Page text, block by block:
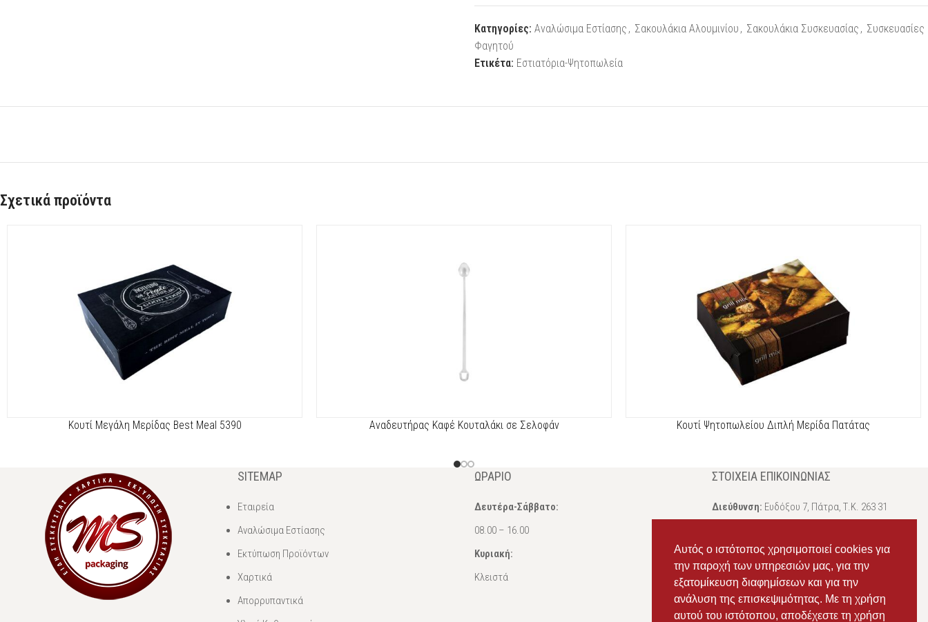
Αυτός ο ιστότοπος χρησιμοποιεί cookies για
την παροχή των υπηρεσιών μας, για την
εξατομίκευση διαφημίσεων και για την
ανάλυση της επισκεψιμότητας. Με τη χρήση
αυτού του ιστότοπου, αποδέχεστε τη χρήση
Κατηγορίες: Αναλώσιμα Εστίασης , Σακουλάκια Αλουμινίου , Σακουλάκια Συσκευασίας , Συσκευασίες
Φαγητού
Ετικέτα: Εστιατόρια-Ψητοπωλεία
Σχετικά προϊόντα
Kουτί Μεγάλη Μερίδας Best Meal 5390 Αναδευτήρας Καφέ Κουταλάκι σε Σελοφάν Κουτί Ψητοπωλείου Διπλή Μερίδα Πατάτας
SITEMAP
Εταιρεία
Αναλώσιμα Εστίασης
Εκτύπωση Προϊόντων
Χαρτικά
Απορρυπαντικά
ΩΡΆΡΙΟ
Δευτέρα-Σάββατο:
08.00 – 16.00
Κυριακή:
Κλειστά
ΣΤΟΙΧΕΊΑ ΕΠΙΚΟΙΝΩΝΊΑΣ
Διεύθυνση: Ευδόξου 7, Πάτρα, Τ.Κ. 263 31
Κινητό:69434 75072, Σαλπόγλου Μαρία
Κινητό:6946 504787, Σαλπόγλου Στέφανος
Email:ms.packst1@gmail.com